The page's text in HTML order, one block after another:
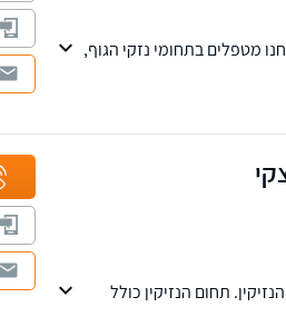
מטפלים בתחומי נזקי הגוף,
תחום הנזיקין כולל